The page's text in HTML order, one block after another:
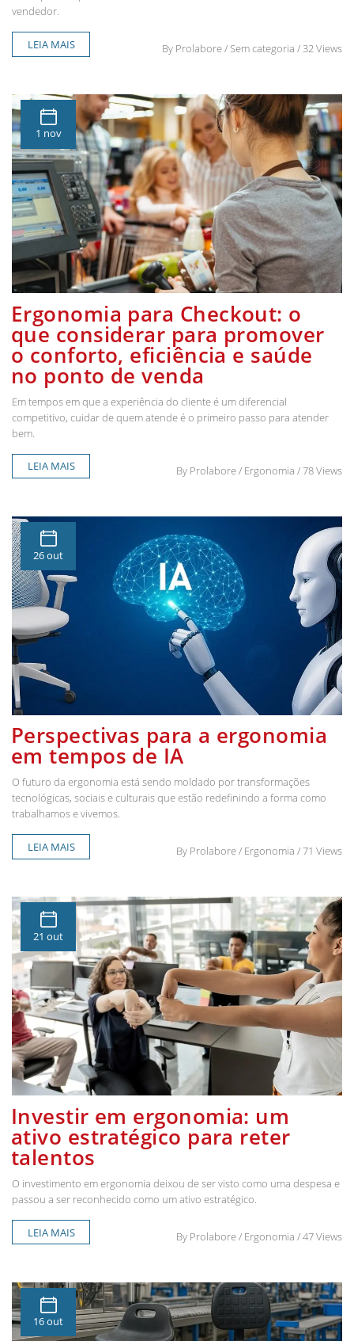
vendedor.
LEIA MAIS By Prolabore/ Sem categoria / 32 Views
1 nov
Ergonomia para Checkout: o
que considerar para promover
o conforto, eficiência e saúde
no ponto de venda
Em tempos em que a experiência do cliente é um diferencial
competitivo, cuidar de quem atende é o primeiro passo para atender
bem.
LEIA MAIS By Prolabore/ Ergonomia / 78 Views
26 out
Perspectivas para a ergonomia
em tempos de IA
O futuro da ergonomia está sendo moldado por transformações
tecnológicas, sociais e culturais que estão redefinindo a forma como
trabalhamos e vivemos.
LEIA MAIS By Prolabore/ Ergonomia / 71 Views
21 out
Investir em ergonomia: um
ativo estratégico para reter
talentos
O investimento em ergonomia deixou de ser visto como uma despesa e
passou a ser reconhecido como um ativo estratégico.
LEIA MAIS By Prolabore/ Ergonomia / 47 Views
16 out